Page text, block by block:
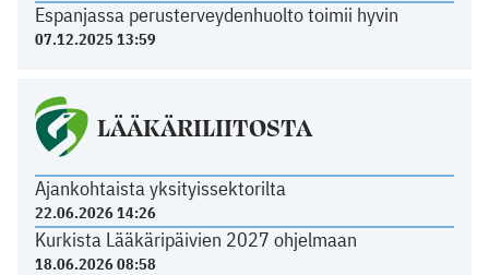
Espanjassa perusterveydenhuolto toimii hyvin
07.12.2025 13:59
LÄÄKÄRILIITOSTA
Ajankohtaista yksityissektorilta
22.06.2026 14:26
Kurkista Lääkäripäivien 2027 ohjelmaan
18.06.2026 08:58